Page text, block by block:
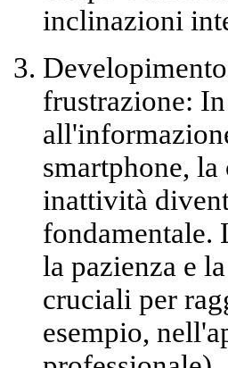
inclinazioni
frustrazione:
smartphone,
inattività
fondamentale.
la pazienza e
cruciali per
esempio,